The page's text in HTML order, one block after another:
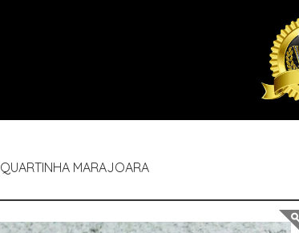
QUARTINHA MARAJOARA